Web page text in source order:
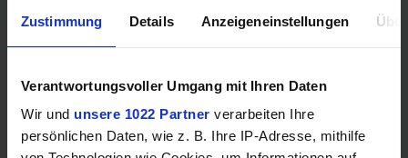
Zustimmung Details Anzeigeneinstellungen
Verantwortungsvoller Umgang mit Ihren Daten
Wir und unsere 1022 Partner verarbeiten Ihre
persönlichen Daten, wie z. B. Ihre IP-Adresse, mithilfe
HDMI
1x HDMI
2.1b